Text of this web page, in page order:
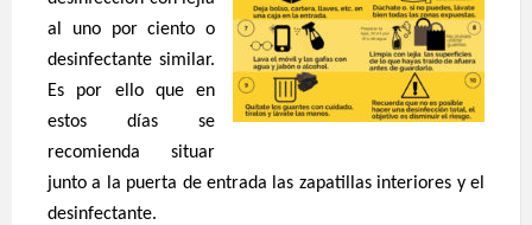
al uno por ciento o
desinfectante similar.
Es por ello que en
estos días se
recomienda situar
junto a la puerta de entrada las zapatillas interiores y el
desinfectante.